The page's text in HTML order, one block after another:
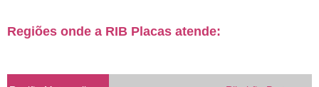
Regiões onde a RIB Placas atende: